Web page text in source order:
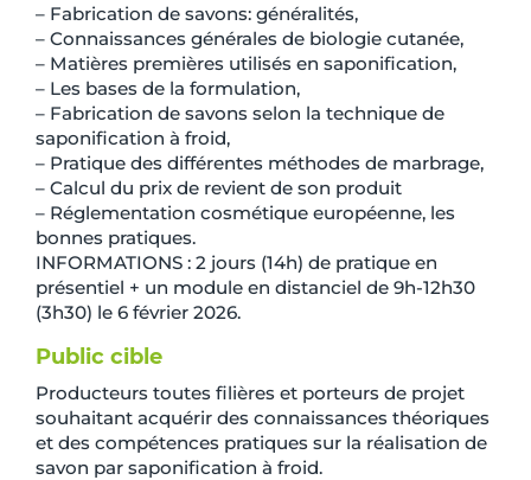
– Fabrication de savons: généralités,
– Connaissances générales de biologie cutanée,
– Matières premières utilisés en saponification,
– Les bases de la formulation,
– Fabrication de savons selon la technique de
saponification à froid,
– Pratique des différentes méthodes de marbrage,
– Calcul du prix de revient de son produit
– Réglementation cosmétique européenne, les
bonnes pratiques.
INFORMATIONS : 2 jours (14h) de pratique en
présentiel + un module en distanciel de 9h-12h30
(3h30) le 6 février 2026.
Public cible
Producteurs toutes filières et porteurs de projet
souhaitant acquérir des connaissances théoriques
et des compétences pratiques sur la réalisation de
savon par saponification à froid.